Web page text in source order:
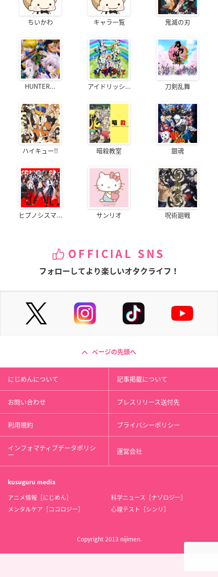
ちいかわ キャラ一覧 鬼滅の刃
HUNTER... アイドリッシ... 刀剣乱舞
ハイキュー!! 暗殺教室 銀魂
ヒプノシスマ... サンリオ 呪術廻戦
OFFICIAL SNS
フォローしてより楽しいオタクライフ！
ページの先頭へ
にじめんについて 記事掲載について
お問い合わせ プレスリリース送付先
利用規約 プライバシーポリシー
インフォマティブデータポリシ
ー 運営会社
kusuguru media
アニメ情報［にじめん］
科学ニュース［ナゾロジー］
メンタルケア［ココロジー］
心理テスト［シンリ］
Copyright 2013 nijimen.